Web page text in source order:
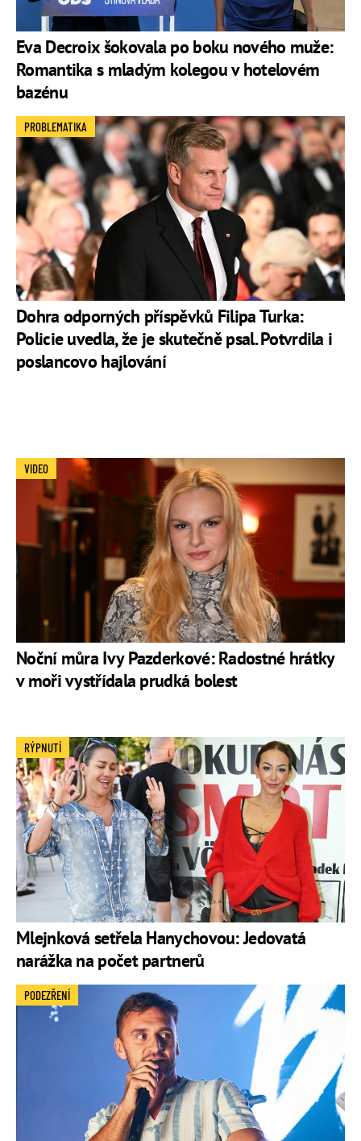
Eva Decroix šokovala po boku nového muže:
Romantika s mladým kolegou v hotelovém
bazénu
Dohra odporných příspěvků Filipa Turka:
Policie uvedla, že je skutečně psal. Potvrdila i
poslancovo hajlování
PROBLEMATIKA
Noční můra Ivy Pazderkové: Radostné hrátky
v moři vystřídala prudká bolest
VIDEO
Mlejnková setřela Hanychovou: Jedovatá
narážka na počet partnerů
RÝPNUTÍ
PODEZŘENÍ